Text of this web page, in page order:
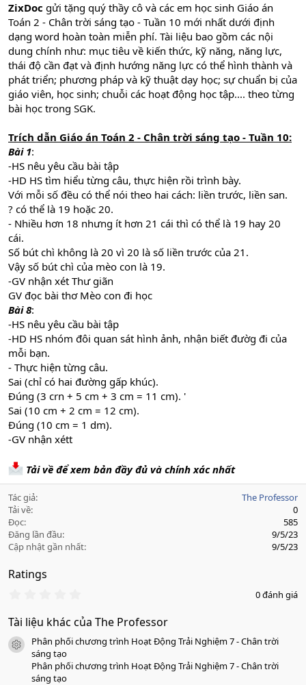
ZixDoc gửi tặng quý thầy cô và các em học sinh Giáo án
Toán 2 - Chân trời sáng tạo - Tuần 10 mới nhất dưới định
dạng word hoàn toàn miễn phí. Tài liệu bao gồm các nội
dung chính như: mục tiêu về kiến thức, kỹ năng, năng lực,
thái độ cần đạt và định hướng năng lực có thể hình thành và
phát triển; phương pháp và kỹ thuật dạy học; sự chuẩn bị của
giáo viên, học sinh; chuỗi các hoạt động học tập.... theo từng
bài học trong SGK.
Trích dẫn Giáo án Toán 2 - Chân trời sáng tạo - Tuần 10:
Bài 1:
-HS nêu yêu cầu bài tập
-HD HS tìm hiểu từng câu, thực hiện rồi trình bày.
Với mỗi số đều có thể nói theo hai cách: liền trước, liền san.
? có thể là 19 hoặc 20.
- Nhiều hơn 18 nhưng ít hơn 21 cái thì có thể là 19 hay 20
cái.
Số bút chì không là 20 vì 20 là số liền trước của 21.
Vậy số bút chì của mèo con là 19.
-GV nhận xét Thư giãn
GV đọc bài thơ Mèo con đi học
Bài 8:
-HS nêu yêu cầu bài tập
-HD HS nhóm đôi quan sát hình ảnh, nhận biết đườg đi của
mỗi bạn.
- Thực hiện từng câu.
Sai (chỉ có hai đường gấp khúc).
Đúng (3 crn + 5 cm + 3 cm = 11 cm). '
Sai (10 cm + 2 cm = 12 cm).
Đúng (10 cm = 1 dm).
-GV nhận xétt
Tải về để xem bản đầy đủ và chính xác nhất
Tác giả
The Professor
Tải về
0
Đọc
585
Đăng lần đầu
9/5/23
Cập nhật gần nhất
9/5/23
Ratings
0
0
a
0 đánh giá
Tài liệu khác của The Professor
icon tài liệu
Phân phối chương trình Hoạt Động Trải Nghiệm 7 - Chân trời
sáng tạo
Phân phối chương trình Hoạt Động Trải Nghiệm 7 - Chân trời
sáng tạo